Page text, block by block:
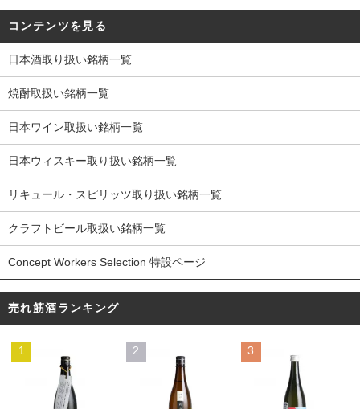
コンテンツを見る
日本酒取り扱い銘柄一覧
焼酎取扱い銘柄一覧
日本ワイン取扱い銘柄一覧
日本ウィスキー取り扱い銘柄一覧
リキュール・スピリッツ取り扱い銘柄一覧
クラフトビール取扱い銘柄一覧
Concept Workers Selection 特設ページ
売れ筋酒ランキング
1 2 3